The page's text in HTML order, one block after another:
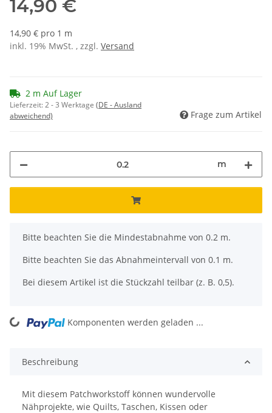
14,90 €
14,90 € pro 1 m
inkl. 19% MwSt. , zzgl. Versand
2 m Auf Lager
Lieferzeit:2 - 3 Werktage (DE - Ausland
abweichend)
Frage zum Artikel
m
x
Bitte beachten Sie die Mindestabnahme von 0.2 m.
Bitte beachten Sie das Abnahmeintervall von 0.1 m.
Bei diesem Artikel ist die Stückzahl teilbar (z. B. 0,5).
Komponenten werden geladen ...
Beschreibung
Mit diesem Patchworkstoff können wundervolle
Nähprojekte, wie Quilts, Taschen, Kissen oder